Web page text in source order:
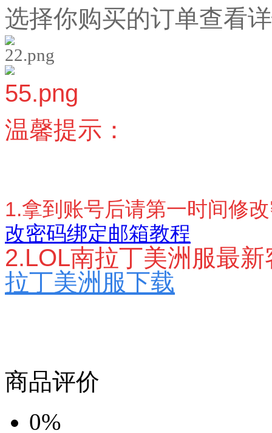
选择你购买的订单查看
温馨提示：
1.拿到账号后请第一时间修
改密码绑定邮箱教程
2.LOL南拉丁美洲服最
拉丁美洲服下载
商品评价
0%